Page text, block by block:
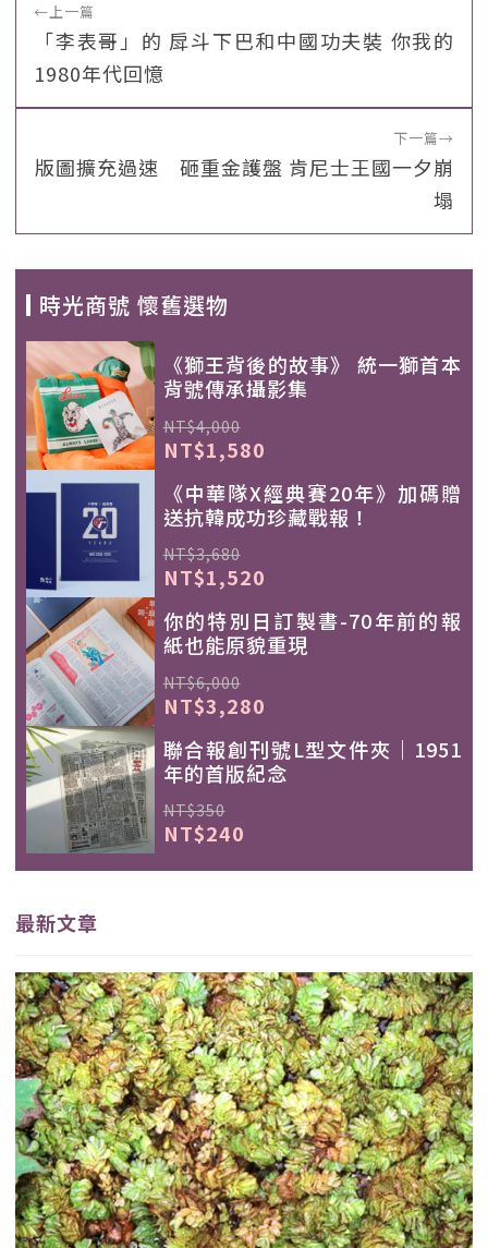
←上一篇
「李表哥」的 戽斗下巴和中國功夫裝 你我的
1980年代回憶
下一篇→
版圖擴充過速 砸重金護盤 肯尼士王國一夕崩
塌
時光商號 懷舊選物
《獅王背後的故事》 統一獅首本
背號傳承攝影集
NT$4,000
NT$1,580
《中華隊X經典賽20年》加碼贈
送抗韓成功珍藏戰報！
NT$3,680
NT$1,520
你的特別日訂製書-70年前的報
紙也能原貌重現
NT$6,000
NT$3,280
聯合報創刊號L型文件夾｜1951
年的首版紀念
NT$350
NT$240
最新文章